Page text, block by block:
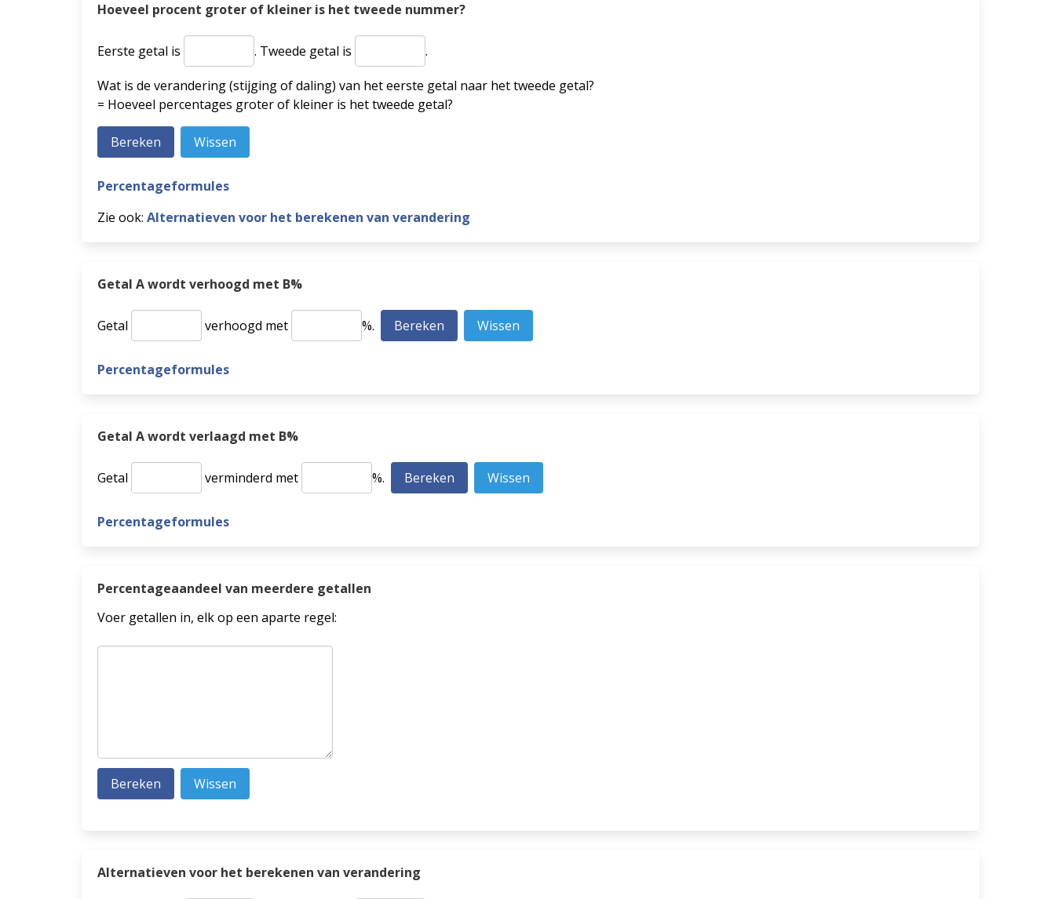
Hoeveel procent groter of kleiner is het tweede nummer?
Eerste getal is . Tweede getal is
.
Wat is de verandering (stijging of daling) van het eerste getal naar het tweede getal?
= Hoeveel percentages groter of kleiner is het tweede getal?
Percentageformules
Zie ook: Alternatieven voor het berekenen van verandering
Getal A wordt verhoogd met B%
Getal verhoogd met %.
Percentageformules
Getal A wordt verlaagd met B%
Getal verminderd met %.
Percentageformules
Percentageaandeel van meerdere getallen
Voer getallen in, elk op een aparte regel:
Alternatieven voor het berekenen van verandering